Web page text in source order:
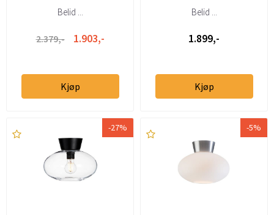
Belid ...
2.379,- 1.903,-
Kjøp
Belid ...
1.899,-
Kjøp
-27% -5%